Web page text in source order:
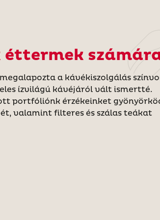
éttermek
a kávékiszolgálás
ízvilágú kávéjáról vált ismertté.
portfóliónk érzékeinket
valamint filteres és szálas teákat